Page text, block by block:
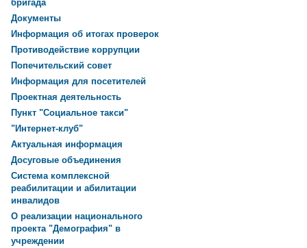
бригада
Документы
Информация об итогах проверок
Противодействие коррупции
Попечительский совет
Информация для посетителей
Проектная деятельность
Пункт "Социальное такси"
"Интернет-клуб"
Актуальная информация
Досуговые объединения
Система комплексной
реабилитации и абилитации
инвалидов
О реализации национального
проекта "Демография" в
учреждении